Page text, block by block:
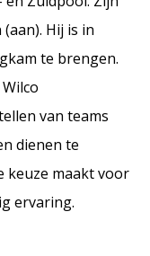
Hij is in
te brengen.
van teams
dienen te
keuze maakt voor
ervaring.